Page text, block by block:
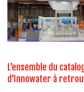
L'ensemble du
d'Innowater à